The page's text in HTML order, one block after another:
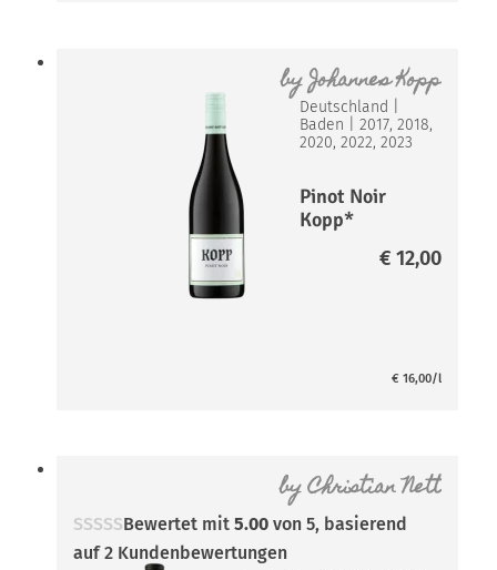
byJohannes Kopp
Deutschland
Baden |2017, 2018,
2020, 2022, 2023
Pinot Noir
Kopp*
€ 12,00
€ 16,00/l
byChristian Nett
Bewertet mit5.00 von 5, basierend
auf2 Kundenbewertungen